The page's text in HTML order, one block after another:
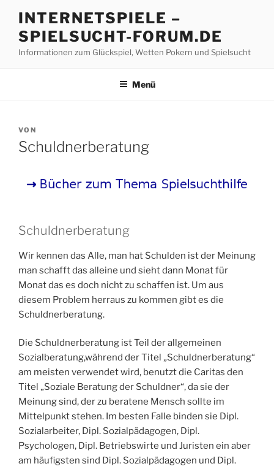
INTERNETSPIELE –
SPIELSUCHT-FORUM.DE
Informationen zum Glückspiel, Wetten Pokern und Spielsucht
Menü
V
E
R
L
C
H
T
A
M
VON
Schuldnerberatung
Schuldnerberatung
Wir kennen das Alle, man hat Schulden ist der Meinung
man schafft das alleine und sieht dann Monat für
Monat das es doch nicht zu schaffen ist. Um aus
diesem Problem herraus zu kommen gibt es die
Schuldnerberatung.
Die Schuldnerberatung ist Teil der allgemeinen
Sozialberatung,während der Titel „Schuldnerberatung“
am meisten verwendet wird, benutzt die Caritas den
Titel „Soziale Beratung der Schuldner“, da sie der
Meinung sind, der zu beratene Mensch sollte im
Mittelpunkt stehen. Im besten Falle binden sie Dipl.
Sozialarbeiter, Dipl. Sozialpädagogen, Dipl.
Psychologen, Dipl. Betriebswirte und Juristen ein aber
am häufigsten sind Dipl. Sozialpädagogen und Dipl.